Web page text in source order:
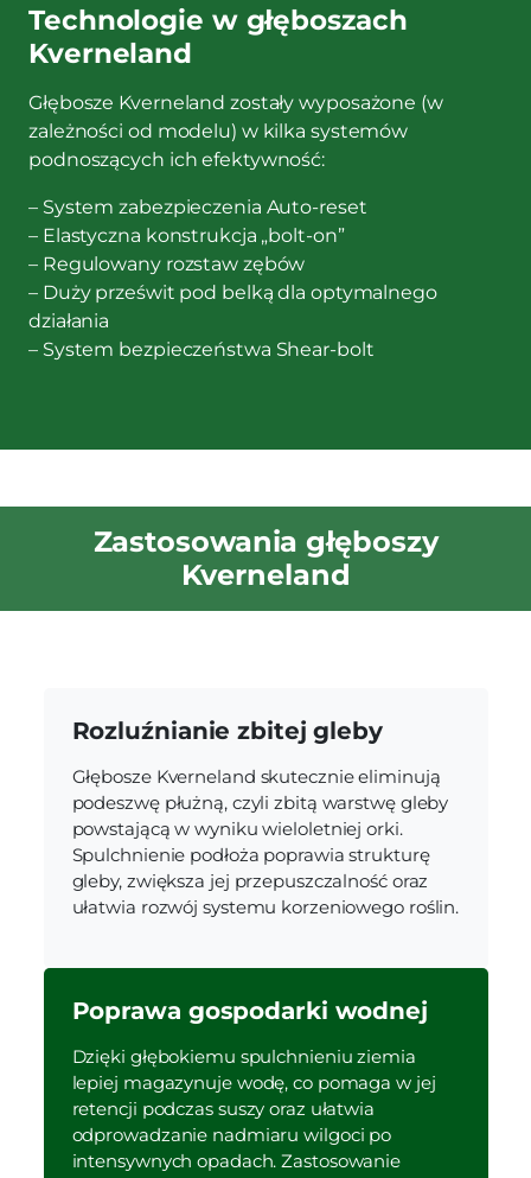
Technologie w głęboszach
Kverneland
Głębosze Kverneland zostały wyposażone (w
zależności od modelu) w kilka systemów
podnoszących ich efektywność:
– System zabezpieczenia Auto-reset
– Elastyczna konstrukcja „bolt-on”
– Regulowany rozstaw zębów
– Duży prześwit pod belką dla optymalnego
działania
– System bezpieczeństwa Shear-bolt
Zastosowania głęboszy
Kverneland
Rozluźnianie zbitej gleby
Głębosze Kverneland skutecznie eliminują
podeszwę płużną, czyli zbitą warstwę gleby
powstającą w wyniku wieloletniej orki.
Spulchnienie podłoża poprawia strukturę
gleby, zwiększa jej przepuszczalność oraz
ułatwia rozwój systemu korzeniowego roślin.
Poprawa gospodarki wodnej
Dzięki głębokiemu spulchnieniu ziemia
lepiej magazynuje wodę, co pomaga w jej
retencji podczas suszy oraz ułatwia
odprowadzanie nadmiaru wilgoci po
intensywnych opadach. Zastosowanie